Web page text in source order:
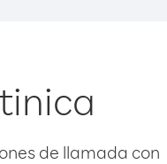
de llamada con